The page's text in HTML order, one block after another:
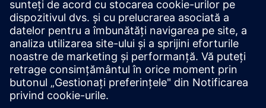
În producția aerospațială, soluția optimizează
termoformarea pieselor interioare și nestructurale prin
simularea temperaturii și comportamentului de formare,
reducând încercările și erorile și susținând calitatea
constantă în timpul creșterii producției.